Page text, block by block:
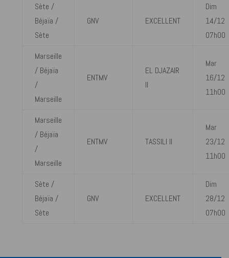
Sète /
Béjaïa /
Sète
GNV EXCELLENT
Dim
14/12
07h00
Marseille
/ Béjaïa
/
Marseille
ENTMV
EL DJAZAIR
II
Mar
16/12
11h00
Marseille
/ Béjaïa
/
Marseille
ENTMV TASSILI II
Mar
23/12
11h00
Sète /
Béjaïa /
Sète
GNV EXCELLENT
Dim
28/12
07h00